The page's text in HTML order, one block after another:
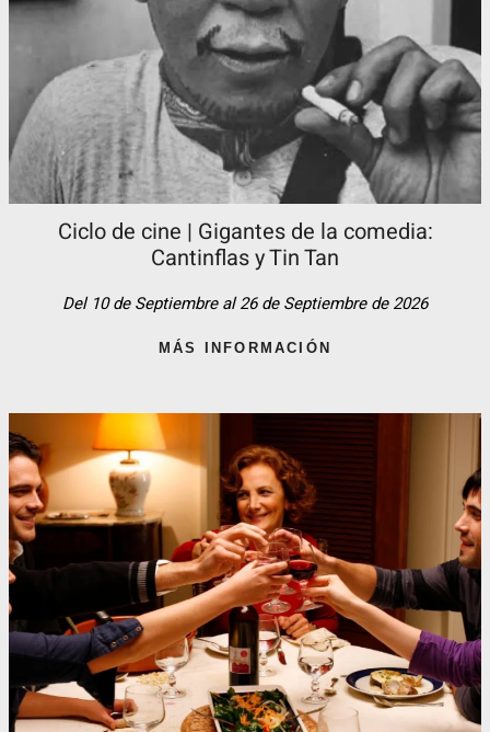
Ciclo de cine | Gigantes de la comedia:
Cantinflas y Tin Tan​
Del 10 de Septiembre al 26 de Septiembre de 2026
MÁS INFORMACIÓN